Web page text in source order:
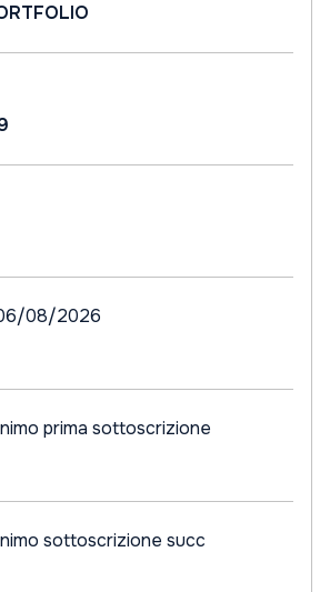
08/2026
prima sottoscrizione
sottoscrizione succ